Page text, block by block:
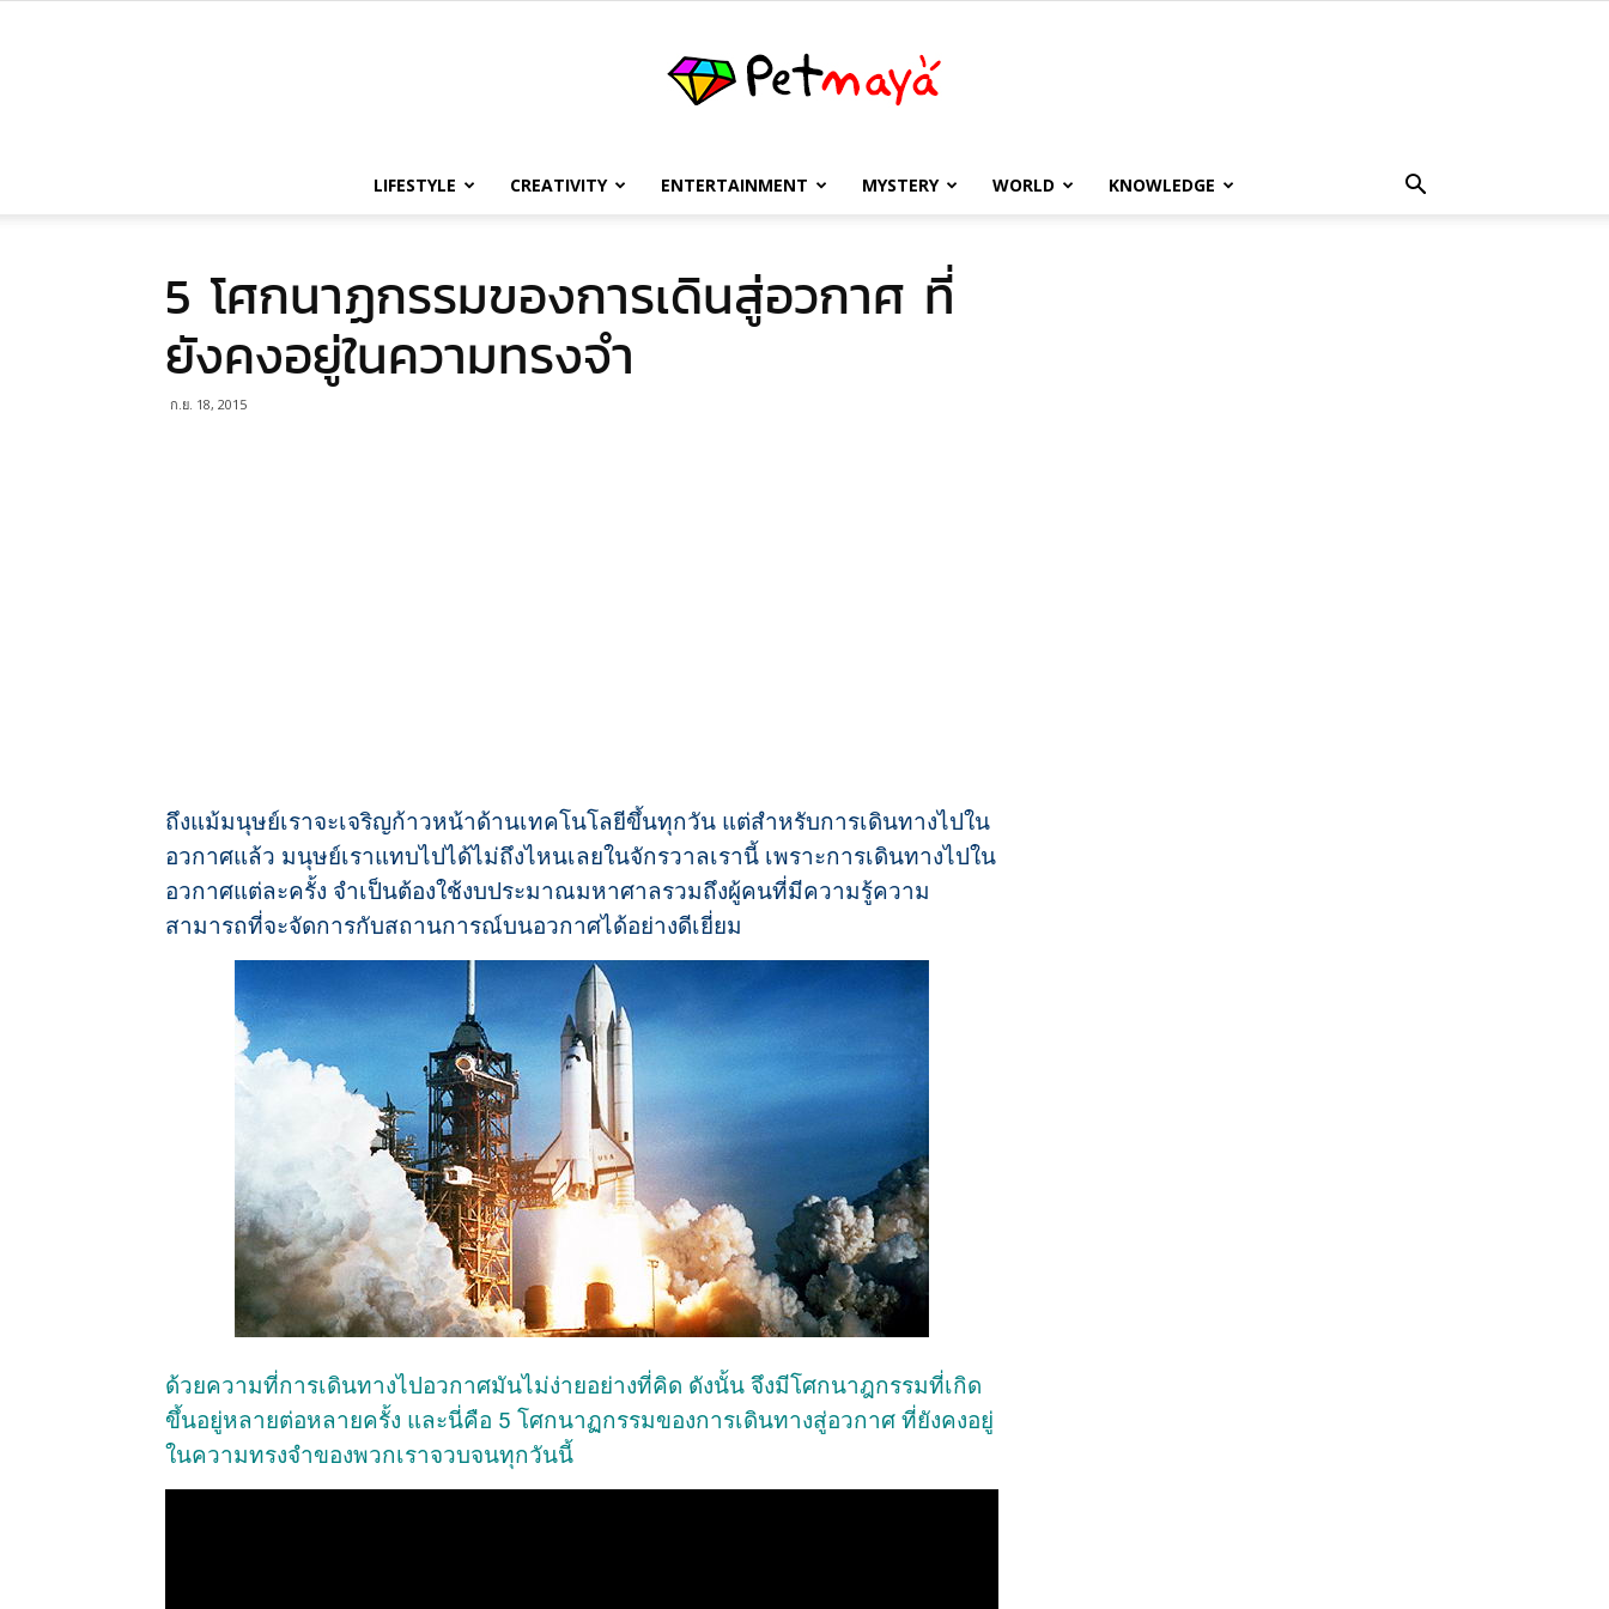
เพชร
LIFESTYLE CREATIVITY ENTERTAINMENT MYSTERY WORLD KNOWLEDGE
5 โศกนาฏกรรมของการเดินสู่อวกาศ ที่
ยังคงอยู่ในความทรงจำ
ก.ย. 18, 2015
ถึงแม้มนุษย์เราจะเจริญก้าวหน้าด้านเทคโนโลยีขึ้นทุกวัน แต่สำหรับการเดินทางไปใน
อวกาศแล้ว มนุษย์เราแทบไปได้ไม่ถึงไหนเลยในจักรวาลเรานี้ เพราะการเดินทางไปใน
อวกาศแต่ละครั้ง จำเป็นต้องใช้งบประมาณมหาศาลรวมถึงผู้คนที่มีความรู้ความ
สามารถที่จะจัดการกับสถานการณ์บนอวกาศได้อย่างดีเยี่ยม
ด้วยความที่การเดินทางไปอวกาศมันไม่ง่ายอย่างที่คิด ดังนั้น จึงมีโศกนาฎกรรมที่เกิด
ขึ้นอยู่หลายต่อหลายครั้ง และนี่คือ 5 โศกนาฏกรรมของการเดินทางสู่อวกาศ ที่ยังคงอยู่
ในความทรงจำของพวกเราจวบจนทุกวันนี้